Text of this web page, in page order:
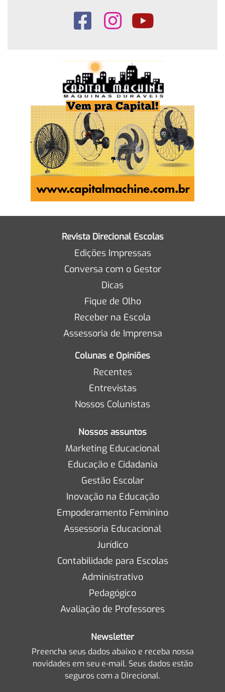
Revista Direcional Escolas
Edições Impressas
Conversa com o Gestor
Dicas
Fique de Olho
Receber na Escola
Assessoria de Imprensa
Colunas e Opiniões
Recentes
Entrevistas
Nossos Colunistas
Nossos assuntos
Marketing Educacional
Educação e Cidadania
Gestão Escolar
Inovação na Educação
Empoderamento Feminino
Assessoria Educacional
Jurídico
Contabilidade para Escolas
Administrativo
Pedagógico
Avaliação de Professores
Newsletter
Preencha seus dados abaixo e receba nossa
novidades em seu e-mail. Seus dados estão
seguros com a Direcional.